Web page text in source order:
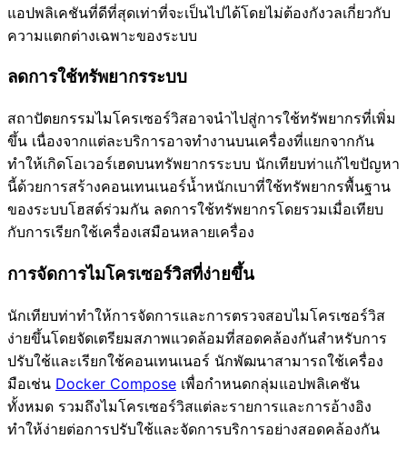
แอปพลิเคชันที่ดีที่สุดเท่าที่จะเป็นไปได้โดยไม่ต้องกังวลเกี่ยวกับ
ความแตกต่างเฉพาะของระบบ
ลดการใช้ทรัพยากรระบบ
สถาปัตยกรรมไมโครเซอร์วิสอาจนำไปสู่การใช้ทรัพยากรที่เพิ่ม
ขึ้น เนื่องจากแต่ละบริการอาจทำงานบนเครื่องที่แยกจากกัน
ทำให้เกิดโอเวอร์เฮดบนทรัพยากรระบบ นักเทียบท่าแก้ไขปัญหา
นี้ด้วยการสร้างคอนเทนเนอร์น้ำหนักเบาที่ใช้ทรัพยากรพื้นฐาน
ของระบบโฮสต์ร่วมกัน ลดการใช้ทรัพยากรโดยรวมเมื่อเทียบ
กับการเรียกใช้เครื่องเสมือนหลายเครื่อง
การจัดการไมโครเซอร์วิสที่ง่ายขึ้น
นักเทียบท่าทำให้การจัดการและการตรวจสอบไมโครเซอร์วิส
ง่ายขึ้นโดยจัดเตรียมสภาพแวดล้อมที่สอดคล้องกันสำหรับการ
ปรับใช้และเรียกใช้คอนเทนเนอร์ นักพัฒนาสามารถใช้เครื่อง
มือเช่น Docker Compose เพื่อกำหนดกลุ่มแอปพลิเคชัน
ทั้งหมด รวมถึงไมโครเซอร์วิสแต่ละรายการและการอ้างอิง
ทำให้ง่ายต่อการปรับใช้และจัดการบริการอย่างสอดคล้องกัน